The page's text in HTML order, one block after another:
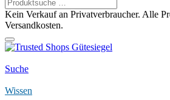
Kein Verkauf an Privatverbraucher. Alle
Versandkosten.
Suche
Wissen